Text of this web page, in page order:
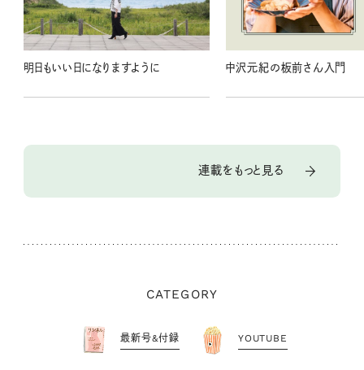
明日もいい日になりますように 中沢元紀の板前さん入門
連載をもっと見る
CATEGORY
最新号&付録 YOUTUBE